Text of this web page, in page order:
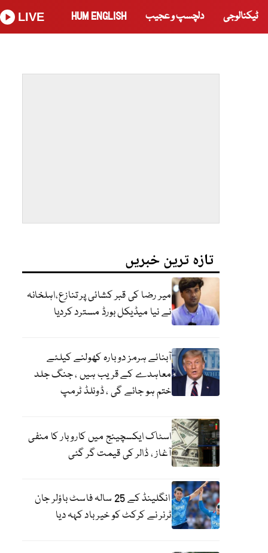
ٹیکنالوجی دلچسپ و عجیب HUM ENGLISH
LIVE
تازہ ترین خبریں
میر رضا کی قبر کشائی پر تنازع،اہلخانہ
نے نیا میڈیکل بورڈ مسترد کردیا
آبنائے ہرمز دوبارہ کھولنے کیلئے
معاہدے کے قریب ہیں ، جنگ جلد
ختم ہو جائے گی ، ڈونلڈ ٹرمپ
اسٹاک ایکسچینج میں کاروبار کا منفی
آغاز ، ڈالر کی قیمت گر گئی
انگلینڈ کے 25 سالہ فاسٹ باؤلر جان
ٹرنر نے کرکٹ کو خیر باد کہہ دیا